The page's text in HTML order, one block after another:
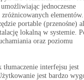
jednoczesne
elementów.
portable (przenośne)
lokalną w systemie.
oraz poziomu
interfejsu jest
jest bardzo